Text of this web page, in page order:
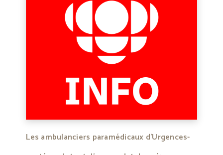
Les ambulanciers paramédicaux d’Urgences-